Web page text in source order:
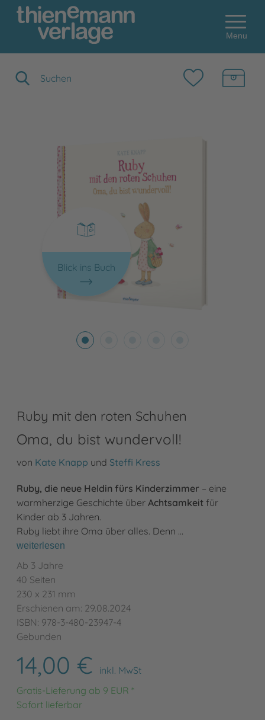
Menu
Blick ins Buch
Ruby mit den roten Schuhen
Oma, du bist wundervoll!
von Kate Knapp und Steffi Kress
Ruby, die neue Heldin fürs Kinderzimmer – eine
warmherzige Geschichte über Achtsamkeit für
Kinder ab 3 Jahren.
Ruby liebt ihre Oma über alles. Denn …
weiterlesen
Ab 3 Jahre
40 Seiten
230 x 231 mm
Erschienen am: 29.08.2024
ISBN: 978-3-480-23947-4
Gebunden
14,00 €
inkl. MwSt
Gratis-Lieferung ab 9 EUR *
Sofort lieferbar